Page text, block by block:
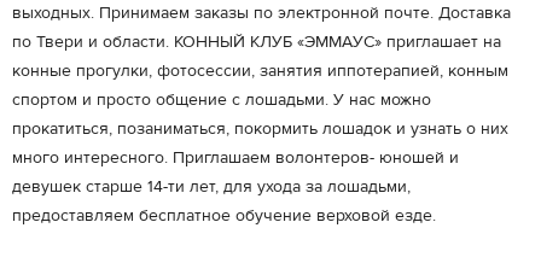
выходных. Принимаем заказы по электронной почте. Доставка
по Твери и области. КОННЫЙ КЛУБ «ЭММАУС» приглашает на
конные прогулки, фотосессии, занятия иппотерапией, конным
спортом и просто общение с лошадьми. У нас можно
прокатиться, позаниматься, покормить лошадок и узнать о них
много интересного. Приглашаем волонтеров- юношей и
девушек старше 14-ти лет, для ухода за лошадьми,
предоставляем бесплатное обучение верховой езде.